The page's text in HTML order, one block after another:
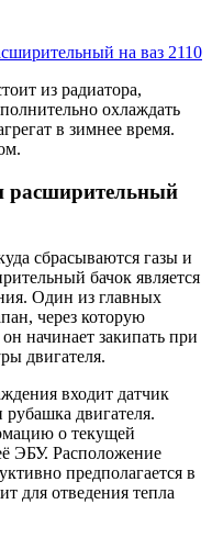
на ваз 2110
из радиатора,
охлаждать
в зимнее время.
расширительный
сбрасываются газы и
бачок является
Один из главных
через которую
начинает закипать при
двигателя.
входит датчик
рубашка двигателя.
о текущей
ЭБУ. Расположение
предполагается в
для отведения тепла